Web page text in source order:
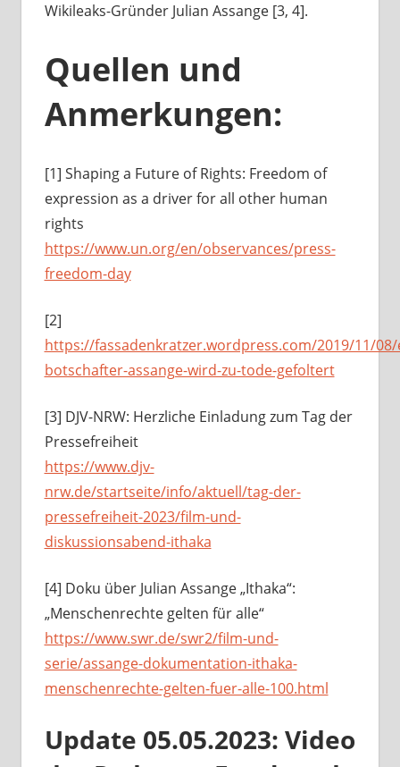
Wikileaks-Gründer Julian Assange [3, 4].
Quellen und
Anmerkungen:
[1] Shaping a Future of Rights: Freedom of
expression as a driver for all other human
rights
https://www.un.org/en/observances/press-
freedom-day
[2]
https://fassadenkratzer.wordpress.com/2019/11/08/
botschafter-assange-wird-zu-tode-gefoltert
[3] DJV-NRW: Herzliche Einladung zum Tag der
Pressefreiheit
https://www.djv-
nrw.de/startseite/info/aktuell/tag-der-
pressefreiheit-2023/film-und-
diskussionsabend-ithaka
[4] Doku über Julian Assange „Ithaka“:
„Menschenrechte gelten für alle“
https://www.swr.de/swr2/film-und-
serie/assange-dokumentation-ithaka-
menschenrechte-gelten-fuer-alle-100.html
Update 05.05.2023: Video